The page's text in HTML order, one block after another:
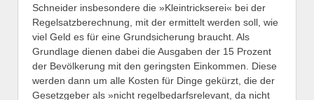
Schneider insbesondere die »Kleintrickserei« bei der
Regelsatzberechnung, mit der ermittelt werden soll, wie
viel Geld es für eine Grundsicherung braucht. Als
Grundlage dienen dabei die Ausgaben der 15 Prozent
der Bevölkerung mit den geringsten Einkommen. Diese
werden dann um alle Kosten für Dinge gekürzt, die der
Gesetzgeber als »nicht regelbedarfsrelevant, da nicht